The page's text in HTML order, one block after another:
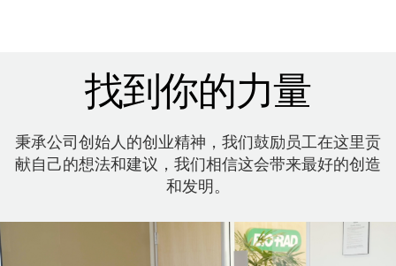
找到你的力量
秉承公司创始人的创业精神，我们鼓励员工在这里贡
献自己的想法和建议，我们相信这会带来最好的创造
和发明。